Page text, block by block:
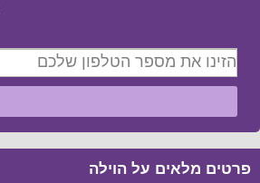
פרטים מלאים על הוילה